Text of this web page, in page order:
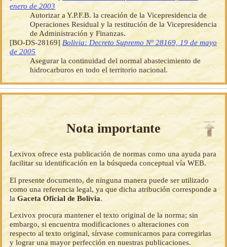
enero de 2003
Autorizar a Y.P.F.B. la creación de la Vicepresidencia de
Operaciones Residual y la restitución de la Vicepresidencia
de Administración y Finanzas.
[BO-DS-28169] Bolivia: Decreto Supremo Nº 28169, 19 de mayo
de 2005
Asegurar la continuidad del normal abastecimiento de
hidrocarburos en todo el territorio nacional.
Nota importante
Lexivox ofrece esta publicación de normas como una ayuda para
facilitar su identificación en la búsqueda conceptual vía WEB.
El presente documento, de ninguna manera puede ser utilizado
como una referencia legal, ya que dicha atribución corresponde a
laGaceta Oficial de Bolivia.
Lexivox procura mantener el texto original de la norma; sin
embargo, si encuentra modificaciones o alteraciones con
respecto al texto original, sírvase comunicarnos para corregirlas
y lograr una mayor perfección en nuestras publicaciones.